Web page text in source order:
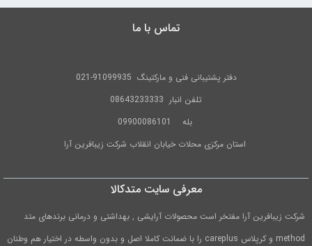
تماس با ما
دفتر پشتیبانی فنی و مارکتینگ 91099935-021
تلفن انبار 08643233333
بله
09900086101
استان مرکزی محلات خیابان انقلاب شرکت زیبافرین آرا
معرفی سایت متدکالا
شرکت زیبافرین آرا مفتخر است محصولات آرایشی , بهداشتی و درمانی برندهای متد
method و کرپلاس careplus را با ضمانت کاملا اصل و بدون واسطه در اختیار هم وطنان